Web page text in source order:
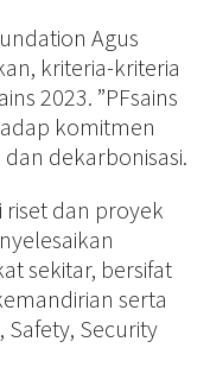
Agus
kriteria-kriteria
2023. ”PFsains
komitmen
dekarbonisasi.
riset dan proyek
sekitar, bersifat
serta
Security